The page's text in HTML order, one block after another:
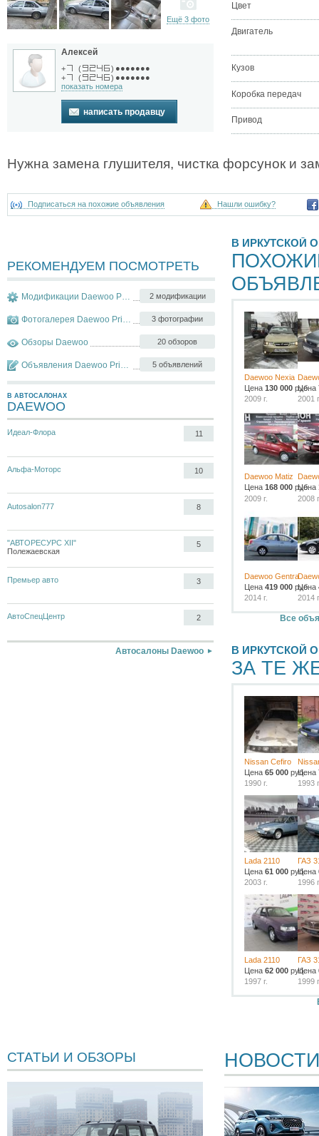
Ещё 3 фото
Алексей
+ ( ) ●●●●●●●
+
( ) ●●●●●●●
показать номера
написать продавцу
Цвет
Двигатель
Кузов
Коробка передач
Привод
Нужна замена глушителя, чистка форсунок и
Подписаться на похожие объявления Нашли ошибку?
РЕКОМЕНДУЕМ ПОСМОТРЕТЬ
2 модификации
Модификации Daewoo Prince
3 фотографии
Фотогалерея Daewoo Prince
20 обзоров
Обзоры Daewoo
5 объявлений
Объявления Daewoo Prince
В АВТОСАЛОНАХ
DAEWOO
Идеал-Флора 11
Альфа-Моторс 10
Autosalon777 8
"АВТОРЕСУРС XII"
Полежаевская
5
Премьер авто 3
АвтоСпецЦентр 2
Автосалоны Daewoo
В ИРКУТСКОЙ
Daewoo Nexia
Цена 130 000 руб.
2009 г.
Цена
2001
Daewoo Matiz
Цена 168 000 руб.
2009 г.
Цена
2008
Daewoo Gentra
Цена 419 000 руб.
2014 г.
Цена
2014
Все
В ИРКУТСКОЙ
ЗА ТЕ
Nissan Cefiro
Цена 65 000 руб.
1990 г.
Цена
1993
Lada 2110
Цена 61 000 руб.
2003 г.
ГАЗ
Цена
1996
Lada 2110
Цена 62 000 руб.
1997 г.
ГАЗ
Цена
1999
СТАТЬИ И ОБЗОРЫ НОВОСТИ